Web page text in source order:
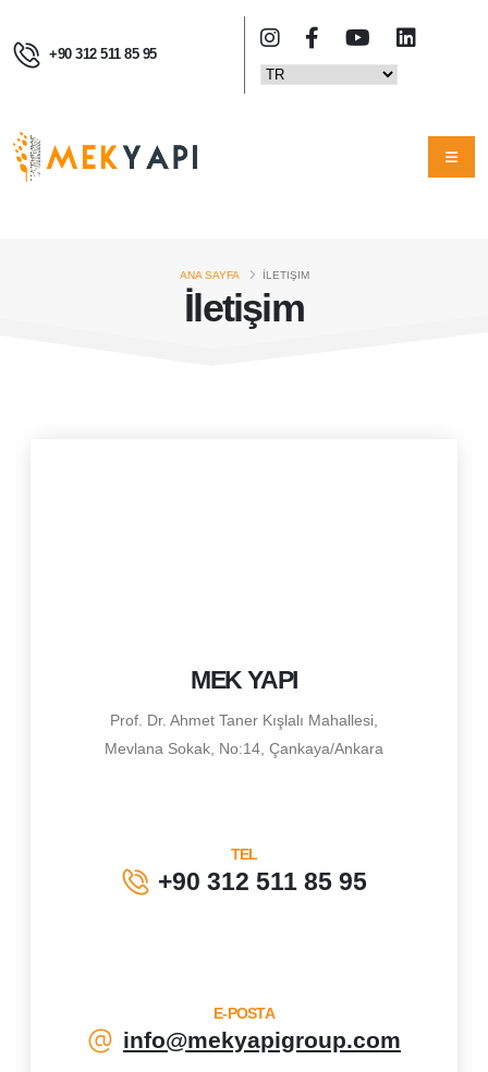
+90 312 511 85 95
İletişim
ANA SAYFA İLETIŞIM
MEK YAPI
Prof. Dr. Ahmet Taner Kışlalı Mahallesi,
Mevlana Sokak, No:14, Çankaya/Ankara
TEL
+90 312 511 85 95
E-POSTA
info@mekyapigroup.com